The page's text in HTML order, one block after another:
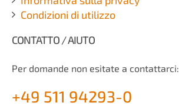
Condizioni di utilizzo
CONTATTO / AIUTO
Per domande non esitate a contattarci:
+49 511 94293-0